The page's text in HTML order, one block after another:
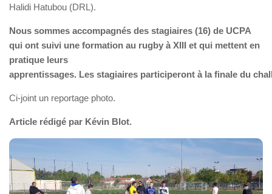
Halidi Hatubou (DRL).
Nous sommes accompagnés des stagiaires (16) de UCPA
qui ont suivi une formation au rugby à XIII et qui mettent en
pratique leurs
apprentissages. Les stagiaires participeront à la finale du
Ci-joint un reportage photo.
Article rédigé par Kévin Blot.